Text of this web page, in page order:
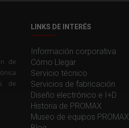
de
de
LINKS DE INTERÉS
Información corporativa
Cómo Llegar
Servicio técnico
Servicios de fabricación
Diseño electrónico e I+D
Historia de PROMAX
Museo de equipos PROMAX